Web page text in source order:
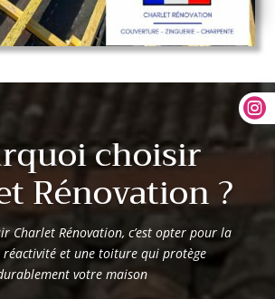
choisir
Rénovation ?
Charlet Rénovation, c’est opter pour la
réactivité et une toiture qui protège
votre maison
